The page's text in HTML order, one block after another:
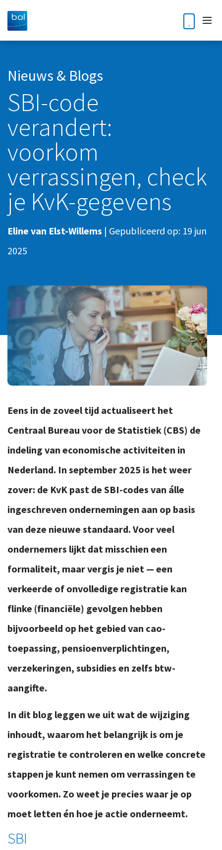
Werken bij
Service & Support
Veilig bestanden delen
Inloggen
Home
Diensten
Audit
Bedrijfsoverdracht en opvolging
Business Intelligence
Corporate finance
Digitale Transformatie
Duurzaam ondernemen
Informatiebeveiliging en privacy
Personeel en salaris
Privézaken en ambitie
Strategie en bedrijfsinrichting
Klantverhalen
Nieuws en blogs
Kennisdossiers
Over ons
Ons team
Werken-bij
Contact
Nieuws & Blogs
SBI-code
verandert:
voorkom
verrassingen, check
je KvK-gegevens
Eline van Elst-Willems | Gepubliceerd op: 19 jun
2025
Eens in de zoveel tijd actualiseert het
Centraal Bureau voor de Statistiek (CBS) de
indeling van economische activiteiten in
Nederland. In september 2025 is het weer
zover: de KvK past de SBI-codes van álle
ingeschreven ondernemingen aan op basis
van deze nieuwe standaard. Voor veel
ondernemers lijkt dat misschien een
formaliteit, maar vergis je niet — een
verkeerde of onvolledige registratie kan
flinke (financiële) gevolgen hebben
bijvoorbeeld op het gebied van cao-
toepassing, pensioenverplichtingen,
verzekeringen, subsidies en zelfs btw-
aangifte.
In dit blog leggen we uit wat de wijziging
inhoudt, waarom het belangrijk is om je
registratie te controleren en welke concrete
stappen je kunt nemen om verrassingen te
voorkomen. Zo weet je precies waar je op
moet letten én hoe je actie onderneemt.
SBI